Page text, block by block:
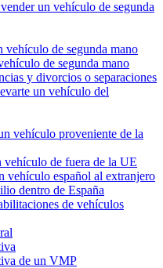
un vehículo de segunda
vehículo de segunda mano
de segunda mano
y divorcios o separaciones
un vehículo del
vehículo proveniente de la
vehículo de fuera de la UE
vehículo español al extranjero
dentro de España
de vehículos
de un VMP